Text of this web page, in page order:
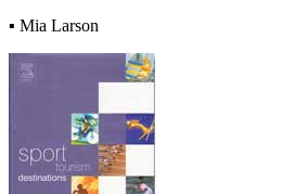
▪ Mia Larson